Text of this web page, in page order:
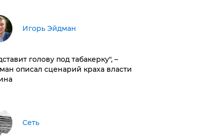
Игорь Эйдман
голову под табакерку", –
описал сценарий краха власти
Сеть